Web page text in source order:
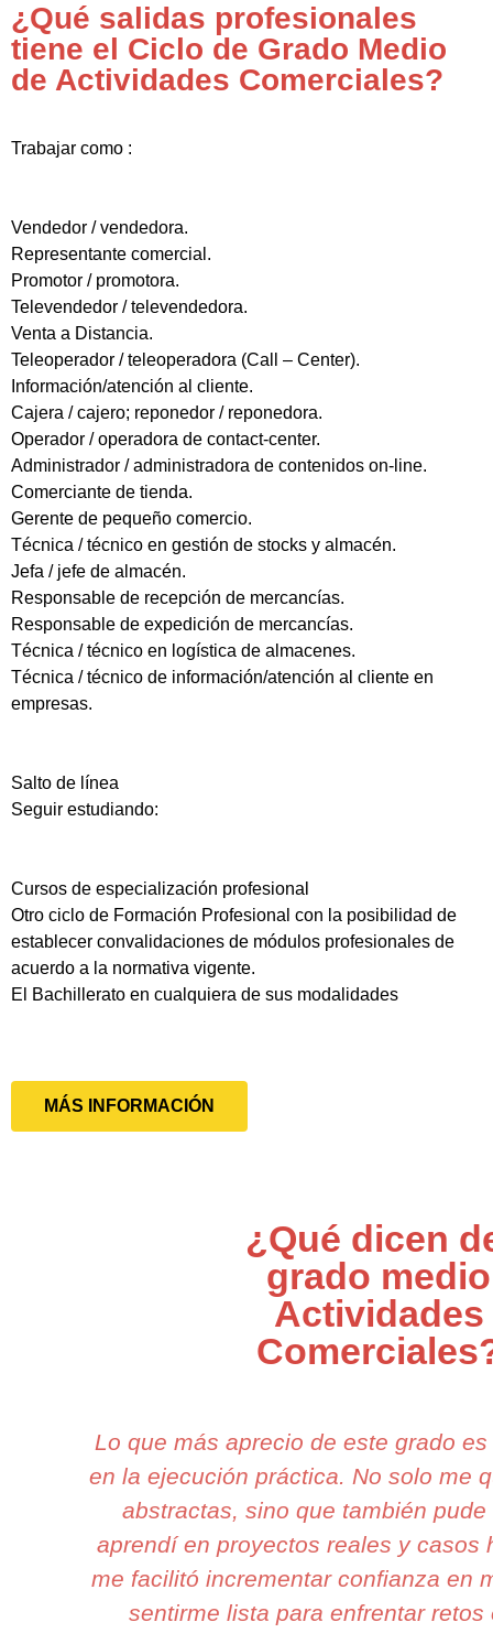
¿Qué salidas profesionales
tiene el Ciclo de Grado Medio
de Actividades Comerciales?
Trabajar como :
Vendedor / vendedora.
Representante comercial.
Promotor / promotora.
Televendedor / televendedora.
Venta a Distancia.
Teleoperador / teleoperadora (Call – Center).
Información/atención al cliente.
Cajera / cajero; reponedor / reponedora.
Operador / operadora de contact-center.
Administrador / administradora de contenidos on-line.
Comerciante de tienda.
Gerente de pequeño comercio.
Técnica / técnico en gestión de stocks y almacén.
Jefa / jefe de almacén.
Responsable de recepción de mercancías.
Responsable de expedición de mercancías.
Técnica / técnico en logística de almacenes.
Técnica / técnico de información/atención al cliente en
empresas.
Salto de línea
Seguir estudiando:
Cursos de especialización profesional
Otro ciclo de Formación Profesional con la posibilidad de
establecer convalidaciones de módulos profesionales de
acuerdo a la normativa vigente.
El Bachillerato en cualquiera de sus modalidades
MÁS INFORMACIÓN
¿Qué dicen
grado medio
Actividades
Lo que más aprecio de este grado
en la ejecución práctica. No solo me
abstractas, sino que también
aprendí en proyectos reales y casos
me facilitó incrementar confianza en
sentirme lista para enfrentar retos